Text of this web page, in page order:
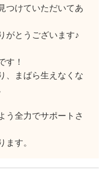
つけていただいてあ
がとうございます♪
す！
、まばら生えなくな
う全力でサポートさ
ます。